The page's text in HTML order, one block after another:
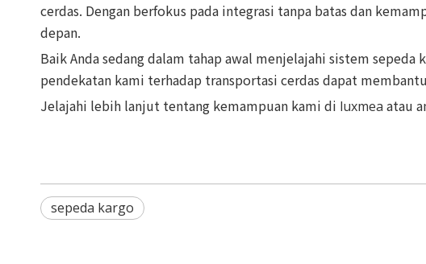
cerdas. Dengan berfokus pada integrasi tanpa batas dan
depan.
Baik Anda sedang dalam tahap awal menjelajahi sistem
pendekatan kami terhadap transportasi cerdas dapat
Jelajahi lebih lanjut tentang kemampuan kami di luxmea atau
sepeda kargo